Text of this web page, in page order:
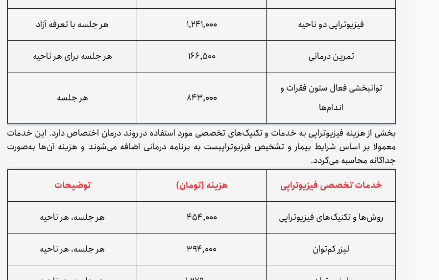
فیزیوتراپی دو ناحیه ۱,۲۴۱,۰۰۰ هر جلسه با تعرفه آزاد
تمرین درمانی ۱۶۶,۵۰۰ هر جلسه برای هر ناحیه
توانبخشی فعال ستون فقرات و
اندام‌ها
۸۴۳,۰۰۰ هر جلسه
بخشی از هزینه فیزیوتراپی به خدمات و تکنیک‌های تخصصی مورد استفاده در روند درمان اختصاص دارد. این خدمات
معمولا بر اساس شرایط بیمار و تشخیص فیزیوتراپیست به برنامه درمانی اضافه می‌شوند و هزینه آن‌ها به‌صورت
جداگانه محاسبه می‌گردد.
خدمات تخصصی فیزیوتراپی
هزینه (تومان) توضیحات
روش‌ها و تکنیک‌های فیزیوتراپی ۴۵۴,۰۰۰ هر جلسه، هر ناحیه
لیزر کم‌توان ۳۹۴,۰۰۰ هر جلسه، هر ناحیه